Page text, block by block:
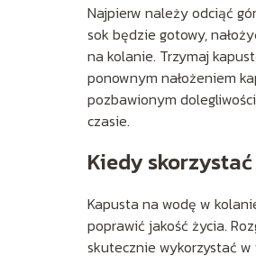
Najpierw należy odciąć
sok będzie gotowy,
na kolanie. Trzymaj
ponownym nałożeniem
pozbawionym
czasie.
Kiedy
Kapusta na wodę w
poprawić jakość życia.
skutecznie wykorzystać